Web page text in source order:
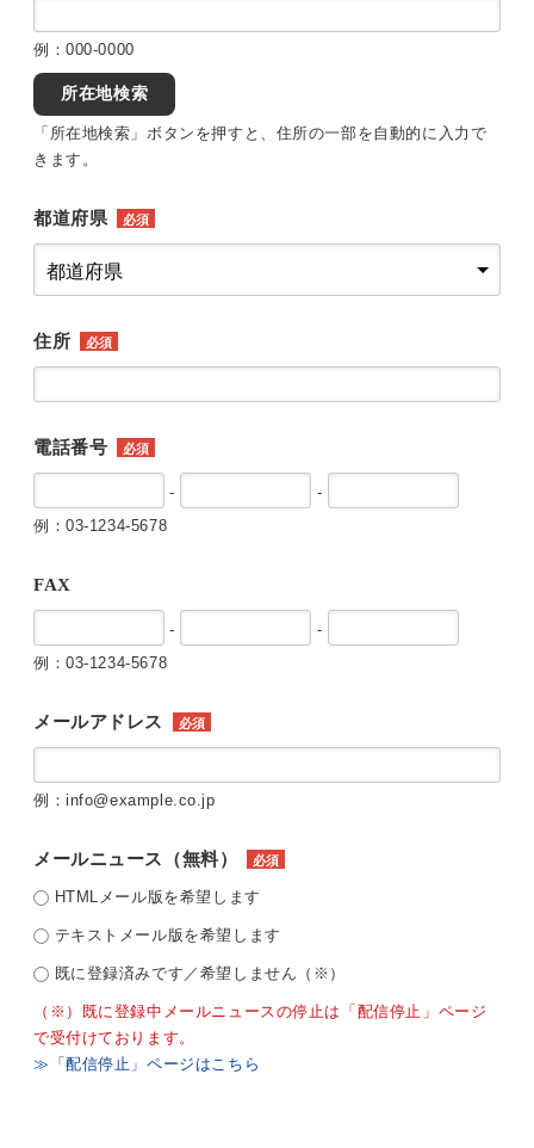
例：000-0000
所在地検索
「所在地検索」ボタンを押すと、住所の一部を自動的に入力で
きます。
都道府県 必須
住所 必須
電話番号 必須
-
-
例：03-1234-5678
FAX
-
-
例：03-1234-5678
メールアドレス 必須
例：info@example.co.jp
メールニュース（無料） 必須
HTMLメール版を希望します
テキストメール版を希望します
既に登録済みです／希望しません（※）
（※）既に登録中メールニュースの停止は「配信停止」ページ
で受付けております。
≫「配信停止」ページはこちら